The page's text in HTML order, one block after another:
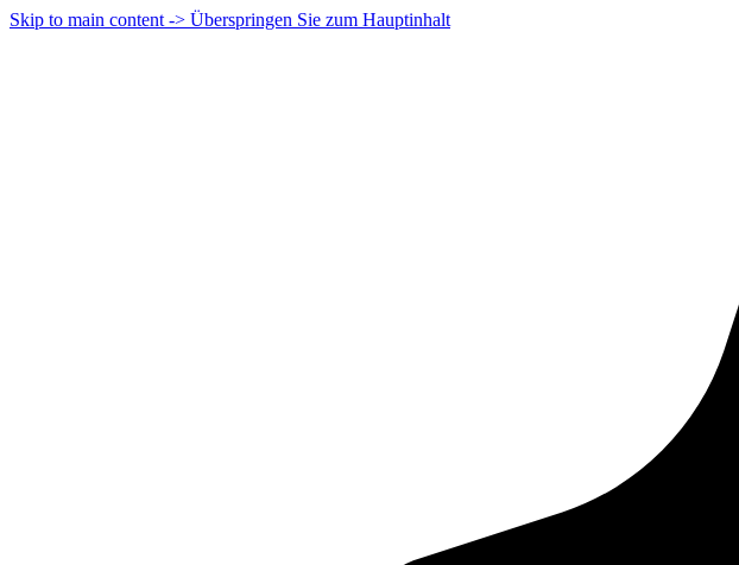
Skip to main content -> Überspringen Sie zum Hauptinhalt